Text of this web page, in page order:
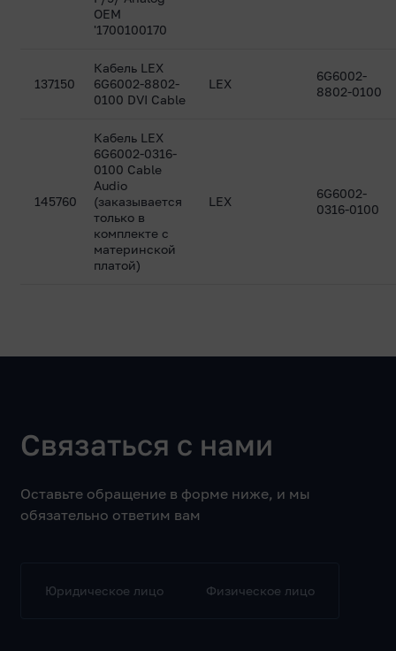
OEM
'1700100170
137150
Кабель LEX
6G6002-8802-
0100 DVI Cable
LEX
6G6002-
8802-0100
145760
Кабель LEX
6G6002-0316-
0100 Cable
Audio
(заказывается
только в
комплекте с
материнской
платой)
LEX
6G6002-
0316-0100
Связаться с нами
Оставьте обращение в форме ниже, и мы
обязательно ответим вам
Юридическое лицо Физическое лицо